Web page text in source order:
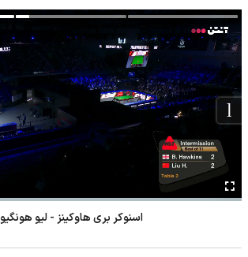
اسنوکر بری هاوکینز - لیو هونگیو